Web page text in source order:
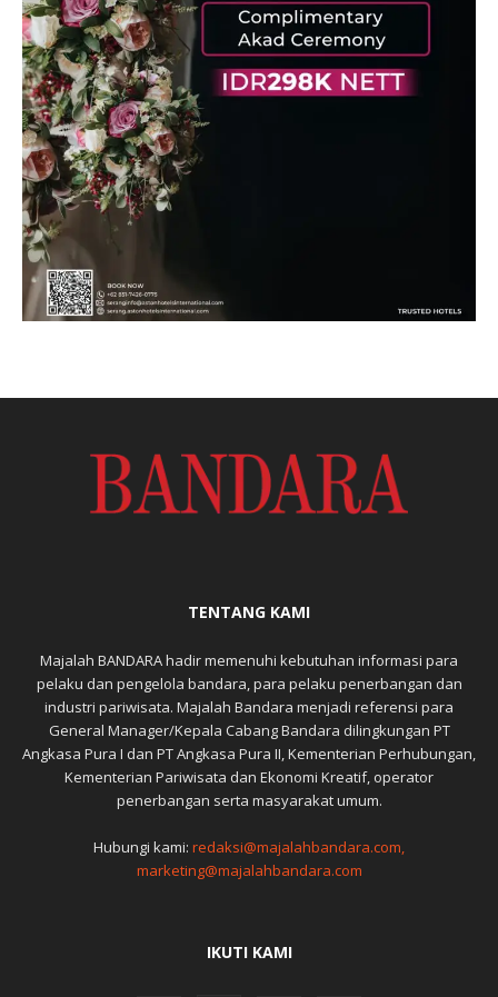
TENTANG KAMI
Majalah BANDARA hadir memenuhi kebutuhan informasi para
pelaku dan pengelola bandara, para pelaku penerbangan dan
industri pariwisata. Majalah Bandara menjadi referensi para
General Manager/Kepala Cabang Bandara dilingkungan PT
Angkasa Pura I dan PT Angkasa Pura II, Kementerian Perhubungan,
Kementerian Pariwisata dan Ekonomi Kreatif, operator
penerbangan serta masyarakat umum.
Hubungi kami: redaksi@majalahbandara.com,
marketing@majalahbandara.com
IKUTI KAMI